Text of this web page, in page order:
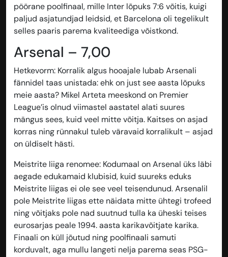
pöörane poolfinaal, mille Inter lõpuks 7:6 võitis, kuigi
paljud asjatundjad leidsid, et Barcelona oli tegelikult
selles paaris parema kvaliteediga võistkond.
Arsenal – 7,00
Hetkevorm: Korralik algus hooajale lubab Arsenali
fännidel taas unistada: ehk on just see aasta lõpuks
meie aasta? Mikel Arteta meeskond on Premier
League’is olnud viimastel aastatel alati suures
mängus sees, kuid veel mitte võitja. Kaitses on asjad
korras ning rünnakul tuleb väravaid korralikult – asjad
on üldiselt hästi.
Meistrite liiga renomee: Kodumaal on Arsenal üks läbi
aegade edukamaid klubisid, kuid suureks eduks
Meistrite liigas ei ole see veel teisendunud. Arsenalil
pole Meistrite liigas ette näidata mitte ühtegi trofeed
ning võitjaks pole nad suutnud tulla ka üheski teises
eurosarjas peale 1994. aasta karikavõitjate karika.
Finaali on küll jõutud ning poolfinaali samuti
korduvalt, aga mullu langeti nelja parema seas PSG-